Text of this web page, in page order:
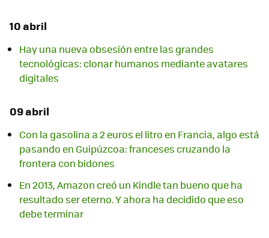
10 abril
Hay una nueva obsesión entre las grandes
tecnológicas: clonar humanos mediante avatares
digitales
09 abril
Con la gasolina a 2 euros el litro en Francia, algo está
pasando en Guipúzcoa: franceses cruzando la
frontera con bidones
En 2013, Amazon creó un Kindle tan bueno que ha
resultado ser eterno. Y ahora ha decidido que eso
debe terminar